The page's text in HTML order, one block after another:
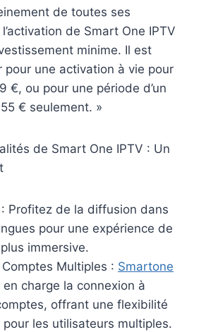
de toutes ses
de Smart One IPTV
minime. Il est
pour une activation à vie pour
€, ou pour une période d’un
€ seulement. »
de Smart One IPTV : Un
Profitez de la diffusion dans
pour une expérience de
immersive.
Multiples : Smartone
en charge la connexion à
offrant une flexibilité
pour les utilisateurs multiples.